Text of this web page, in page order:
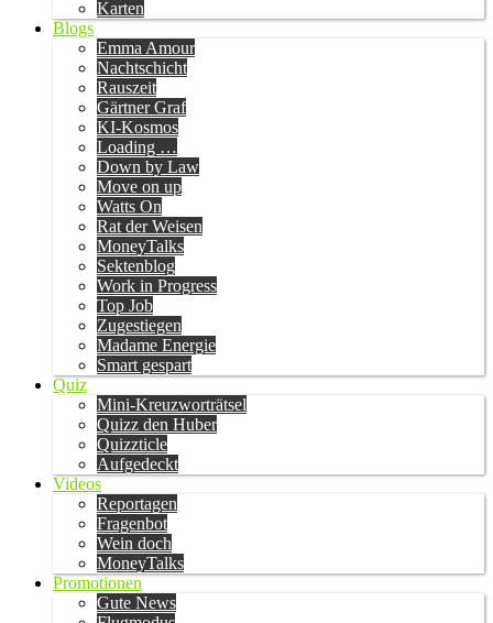
Karten
Blogs
Emma Amour
Nachtschicht
Rauszeit
Gärtner Graf
KI-Kosmos
Loading …
Down by Law
Move on up
Watts On
Rat der Weisen
MoneyTalks
Sektenblog
Work in Progress
Top Job
Zugestiegen
Madame Energie
Smart gespart
Quiz
Mini-Kreuzworträtsel
Quizz den Huber
Quizzticle
Aufgedeckt
Videos
Reportagen
Fragenbot
Wein doch
MoneyTalks
Promotionen
Gute News